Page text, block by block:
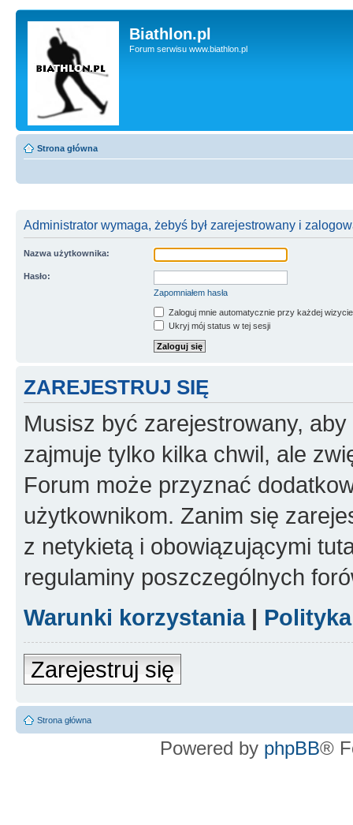
Biathlon.pl
Forum serwisu www.biathlon.pl
Strona główna
Administrator wymaga, żebyś był zarejestrowany i
Nazwa użytkownika:
Hasło:
Zapomniałem hasła
Zaloguj mnie automatycznie przy każdej wizycie
Ukryj mój status w tej sesji
ZAREJESTRUJ SIĘ
Musisz być zarejestrowany,
zajmuje tylko kilka chwil, ale
Forum może przyznać
użytkownikom. Zanim się
z netykietą i obowiązującymi
regulaminy poszczególnych
Warunki korzystania|
Zarejestruj się
Strona główna
Powered by phpBB®